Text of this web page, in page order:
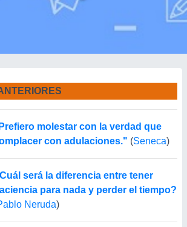
molestar con la verdad que
con adulaciones." (Seneca)
será la diferencia entre tener
para nada y perder el tiempo?
Neruda)